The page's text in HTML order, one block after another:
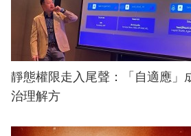
靜態權限走入尾聲：「自適應」
治理解方